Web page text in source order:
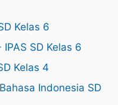
Kelas 6
SD Kelas 6
Kelas 4
Indonesia SD